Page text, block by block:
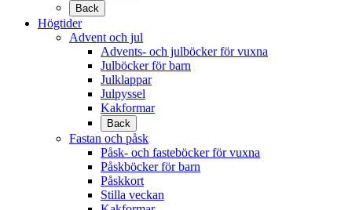
Back
Högtider
Advent och jul
Advents- och julböcker för vuxna
Julböcker för barn
Julklappar
Julpyssel
Kakformar
Back
Fastan och påsk
Påsk- och fasteböcker för vuxna
Påskböcker för barn
Påskkort
Stilla veckan